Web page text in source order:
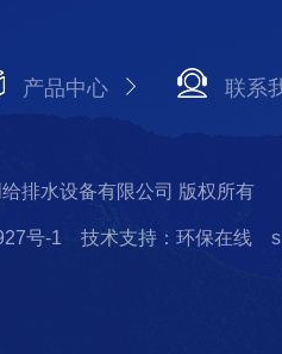
产品中心 联系
排水设备有限公司 版权所有
号-1 技术支持：环保在线